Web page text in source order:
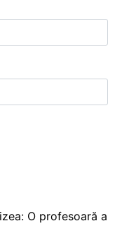
O profesoară a